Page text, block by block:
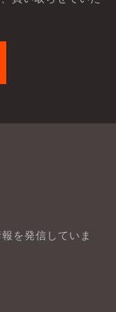
を発信していま